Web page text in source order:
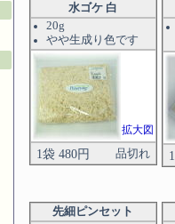
水ゴケ 白
20g
やや生成り色です
拡大図
1袋 480円 品切れ
先細ピンセット